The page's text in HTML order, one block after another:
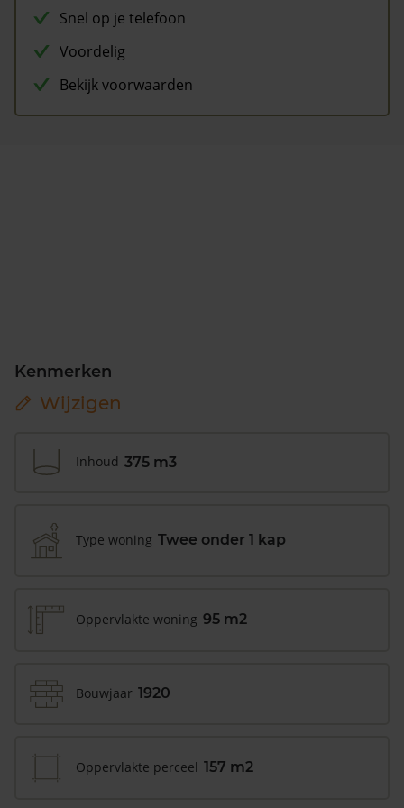
Snel op je telefoon
Voordelig
Bekijk voorwaarden
Kenmerken
Wijzigen
Inhoud 375 m3
Type woning Twee onder 1 kap
Oppervlakte woning 95 m2
Bouwjaar 1920
Oppervlakte perceel 157 m2